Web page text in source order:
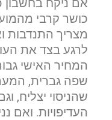
אם ניקח
כושר קרבי
מצריך התנדבות
לרגע בצד את
המחיר האישי
שפה גברית,
שהניסוי יצליח,
העדיפויות. ואם